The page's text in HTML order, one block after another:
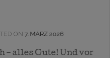
ON 7. MÄRZ 2026
– alles Gute! Und vor